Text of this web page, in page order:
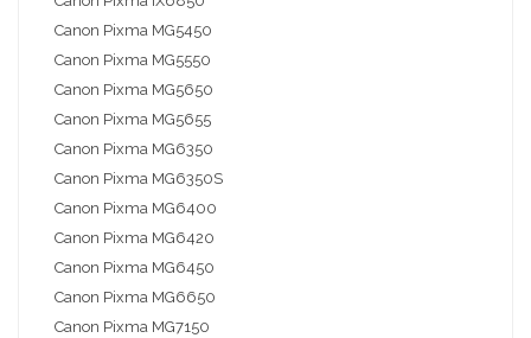
Canon Pixma MG5450
Canon Pixma MG5550
Canon Pixma MG5650
Canon Pixma MG5655
Canon Pixma MG6350
Canon Pixma MG6350S
Canon Pixma MG6400
Canon Pixma MG6420
Canon Pixma MG6450
Canon Pixma MG6650
Canon Pixma MG7150